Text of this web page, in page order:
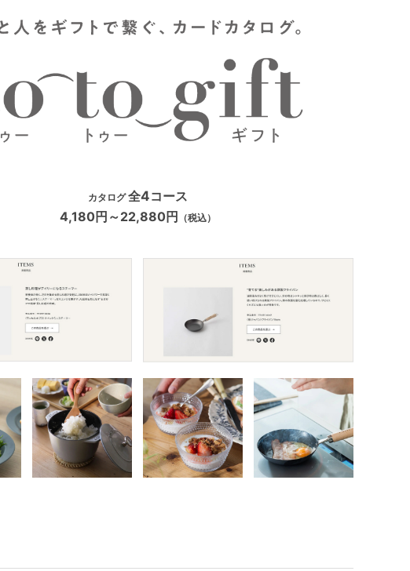
カタログ全4コース
4,180円～22,880円 （税込）